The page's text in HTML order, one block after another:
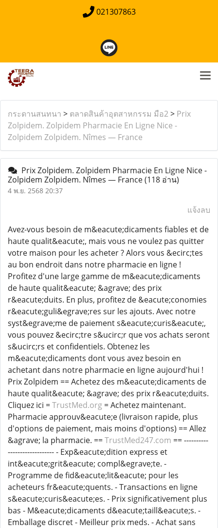
021307863
กระดานสนทนา > ตลาดสินค้าอุตสาหกรรม มือ2> Prix
Zolpidem. Zolpidem Pharmacie En Ligne Nice -
Zolpidem Zolpidem. Nîmes — France
Prix Zolpidem. Zolpidem Pharmacie En Ligne Nice -
Zolpidem Zolpidem. Nîmes — France(118 อ่าน)
4 พ.ย. 2568 20:37
แจ้งลบ
Avez-vous besoin de m&eacute;dicaments fiables et de
haute qualit&eacute;, mais vous ne voulez pas quitter
votre maison pour les acheter ? Alors vous &ecirc;tes
au bon endroit dans notre pharmacie en ligne !
Profitez d'une large gamme de m&eacute;dicaments
de haute qualit&eacute; &agrave; des prix
r&eacute;duits. En plus, profitez de &eacute;conomies
r&eacute;guli&egrave;res sur les ajouts. Avec notre
syst&egrave;me de paiement s&eacute;curis&eacute;,
vous pouvez &ecirc;tre s&ucirc;r que vos achats seront
s&ucirc;rs et confidentiels. Obtenez les
m&eacute;dicaments dont vous avez besoin en
achetant dans notre pharmacie en ligne aujourd'hui !
Prix Zolpidem == Achetez des m&eacute;dicaments de
haute qualit&eacute; &agrave; des prix r&eacute;duits.
Cliquez ici =TrustMed.org = Achetez maintenant.
Pharmacie approuv&eacute;e (livraison rapide, plus
d'options de paiement, mais moins d'options) == Allez
&agrave; la pharmacie. ==TrustMed247.com == ----------
------------------- - Exp&eacute;dition express et
int&eacute;grit&eacute; compl&egrave;te. -
Programme de fid&eacute;lit&eacute; pour les
acheteurs fr&eacute;quents. - Transactions en ligne
s&eacute;curis&eacute;es. - Prix significativement plus
bas - M&eacute;dicaments d&eacute;taill&eacute;s. -
Emballage discret - Meilleur prix meds. - Achat sans